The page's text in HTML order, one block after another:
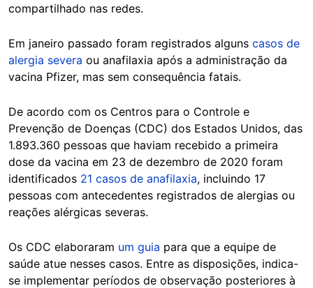
compartilhado nas redes.
Em janeiro passado foram registrados alguns casos de
alergia severa ou anafilaxia após a administração da
vacina Pfizer, mas sem consequência fatais.
De acordo com os Centros para o Controle e
Prevenção de Doenças (CDC) dos Estados Unidos, das
1.893.360 pessoas que haviam recebido a primeira
dose da vacina em 23 de dezembro de 2020 foram
identificados 21 casos de anafilaxia, incluindo 17
pessoas com antecedentes registrados de alergias ou
reações alérgicas severas.
Os CDC elaboraram um guia para que a equipe de
saúde atue nesses casos. Entre as disposições, indica-
se implementar períodos de observação posteriores à